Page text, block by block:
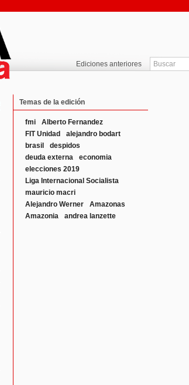
Ediciones anteriores
Temas de la edición
fmi
Alberto Fernandez
FIT Unidad
alejandro bodart
brasil
despidos
deuda externa
economia
elecciones 2019
Liga Internacional Socialista
mauricio macri
Alejandro Werner
Amazonas
Amazonia
andrea lanzette